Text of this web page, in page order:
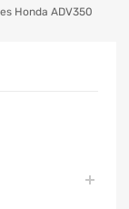
Honda ADV350